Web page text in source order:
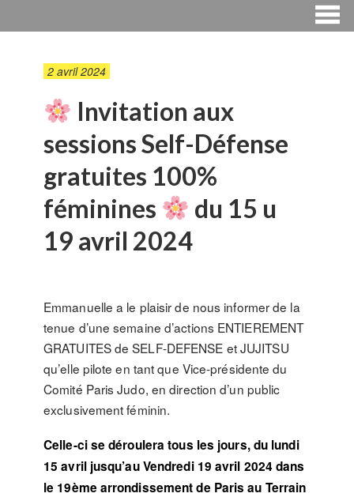
2 avril 2024
Invitation aux
sessions Self-Défense
gratuites 100%
féminines
du 15 u
19 avril 2024
Emmanuelle a le plaisir de nous informer de la
tenue d’une semaine d’actions ENTIEREMENT
GRATUITES de SELF-DEFENSE et JUJITSU
qu’elle pilote en tant que Vice-présidente du
Comité Paris Judo, en direction d’un public
exclusivement féminin.
Celle-ci se déroulera tous les jours, du lundi
15 avril jusqu’au Vendredi 19 avril 2024 dans
le 19ème arrondissement de Paris au Terrain